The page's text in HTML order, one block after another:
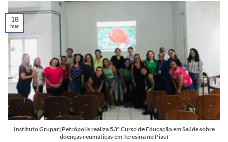
Instituto Gruparj Petrópolis realiza 53º Curso de Educação em Saúde sobre
doenças reumáticas em Teresina no Piauí
18
mar